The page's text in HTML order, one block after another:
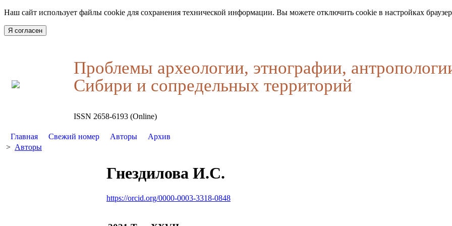
Наш сайт использует файлы cookie для сохранения технической информации. Вы можете отключить cookie в настройках
Я согласен
Проблемы археологии, этнографии,
Сибири и сопредельных территорий
ISSN 2658-6193 (Online)
Главная Свежий номер Авторы
Архив
> Авторы
Гнездилова И.С.
https://orcid.org/0000-0003-3318-0848